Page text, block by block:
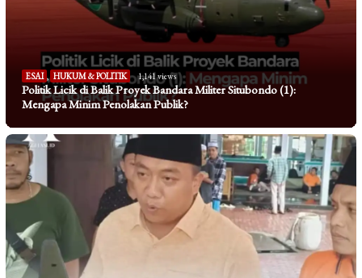
ESAI , HUKUM & POLITIK 1,141 views
Politik Licik di Balik Proyek Bandara Militer Situbondo (1):
Mengapa Minim Penolakan Publik?